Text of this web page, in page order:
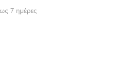
7 ημέρες